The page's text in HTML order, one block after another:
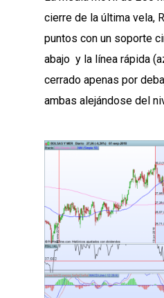
cierre de la última vela,
puntos con un soporte
abajo y la línea rápida
cerrado apenas por
ambas alejándose del